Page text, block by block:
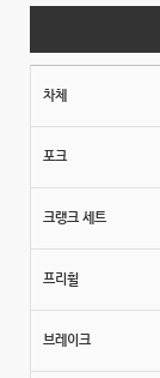
차체
포크
크랭크 세트
프리휠
브레이크